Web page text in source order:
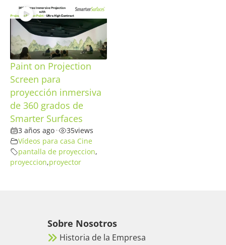
Paint on Projection
Screen para
proyección inmersiva
de 360 grados de
Smarter Surfaces
3 años ago• 35views
Vídeos para casa Cine
pantalla de proyeccion,
proyeccion,proyector
Sobre Nosotros
Historia de la Empresa